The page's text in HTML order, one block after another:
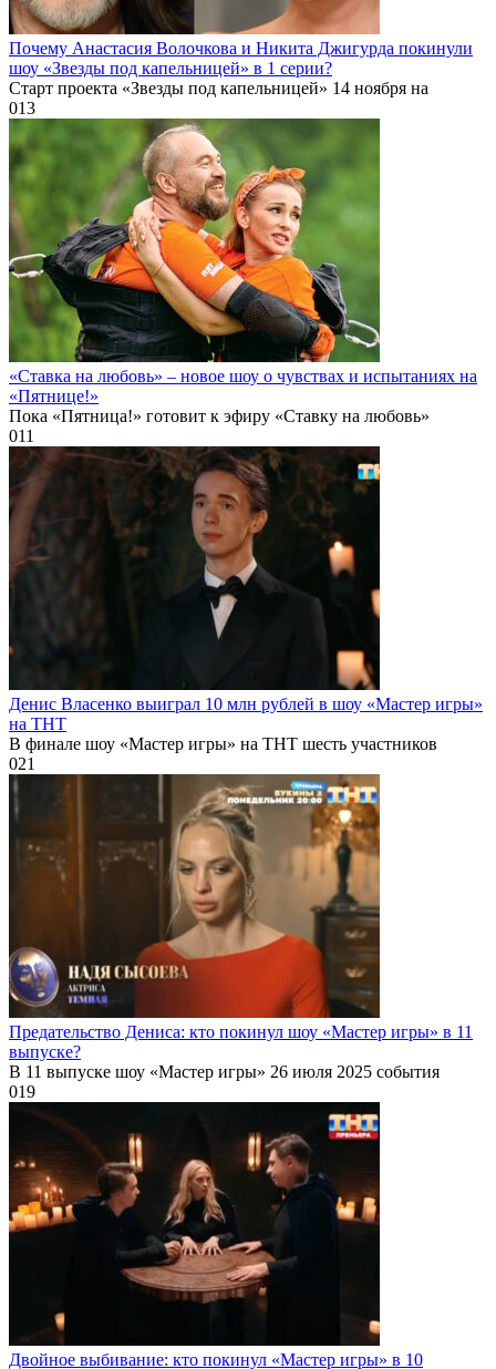
Почему Анастасия Волочкова и Никита Джигурда покинули
шоу «Звезды под капельницей» в 1 серии?
Старт проекта «Звезды под капельницей» 14 ноября на
013
«Ставка на любовь» – новое шоу о чувствах и испытаниях на
«Пятнице!»
Пока «Пятница!» готовит к эфиру «Ставку на любовь»
011
Денис Власенко выиграл 10 млн рублей в шоу «Мастер игры»
на ТНТ
В финале шоу «Мастер игры» на ТНТ шесть участников
021
Предательство Дениса: кто покинул шоу «Мастер игры» в 11
выпуске?
В 11 выпуске шоу «Мастер игры» 26 июля 2025 события
019
Двойное выбивание: кто покинул «Мастер игры» в 10